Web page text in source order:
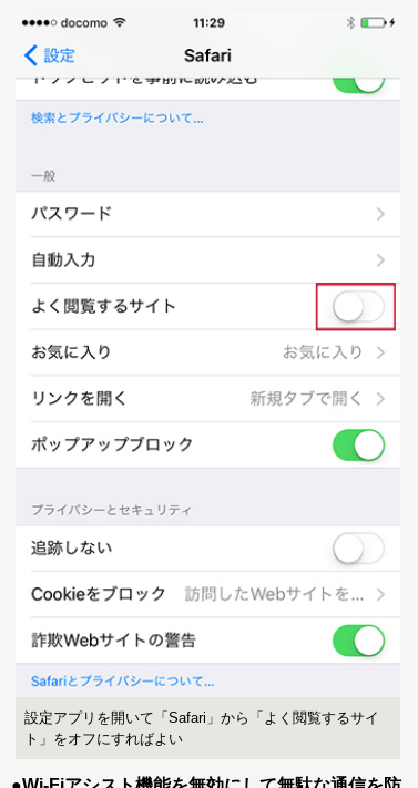
設定アプリを開いて「Safari」から「よく閲覧するサイ
ト」をオフにすればよい